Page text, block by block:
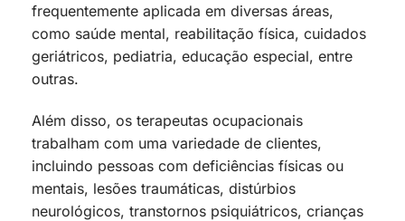
frequentemente aplicada em diversas áreas,
como saúde mental, reabilitação física, cuidados
geriátricos, pediatria, educação especial, entre
outras.
Além disso, os terapeutas ocupacionais
trabalham com uma variedade de clientes,
incluindo pessoas com deficiências físicas ou
mentais, lesões traumáticas, distúrbios
neurológicos, transtornos psiquiátricos, crianças